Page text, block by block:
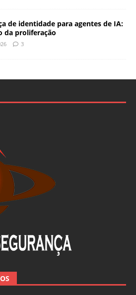
de identidade para agentes de IA:
da proliferação
3